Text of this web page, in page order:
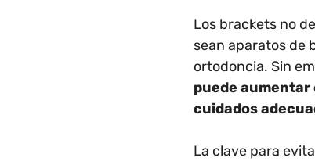
Los brackets no
sean aparatos de
ortodoncia. Sin
puede aumentar
cuidados
La clave para